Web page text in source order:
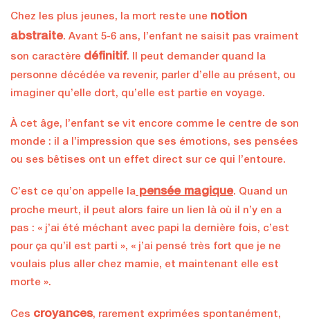
Chez les plus jeunes, la mort reste une notion
abstraite. Avant 5-6 ans, l’enfant ne saisit pas vraiment
son caractère définitif. Il peut demander quand la
personne décédée va revenir, parler d’elle au présent, ou
imaginer qu’elle dort, qu’elle est partie en voyage.
À cet âge, l’enfant se vit encore comme le centre de son
monde : il a l’impression que ses émotions, ses pensées
ou ses bêtises ont un effet direct sur ce qui l’entoure.
C’est ce qu’on appelle la pensée magique. Quand un
proche meurt, il peut alors faire un lien là où il n’y en a
pas : « j’ai été méchant avec papi la dernière fois, c’est
pour ça qu’il est parti », « j’ai pensé très fort que je ne
voulais plus aller chez mamie, et maintenant elle est
morte ».
Ces croyances, rarement exprimées spontanément,